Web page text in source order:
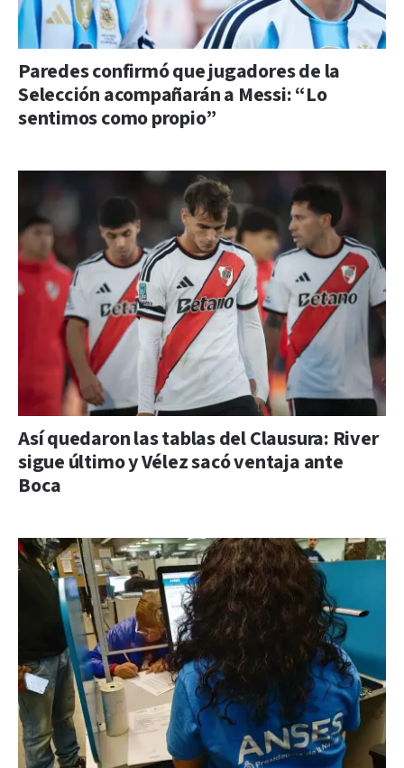
Paredes confirmó que jugadores de la
Selección acompañarán a Messi: “Lo
sentimos como propio”
Así quedaron las tablas del Clausura: River
sigue último y Vélez sacó ventaja ante
Boca